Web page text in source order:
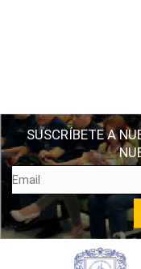
SUSCRÍBETE A